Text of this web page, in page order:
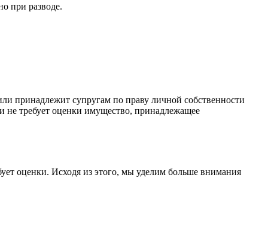
при разводе.
принадлежит супругам по праву личной собственности
не требует оценки имущество, принадлежащее
оценки. Исходя из этого, мы уделим больше внимания